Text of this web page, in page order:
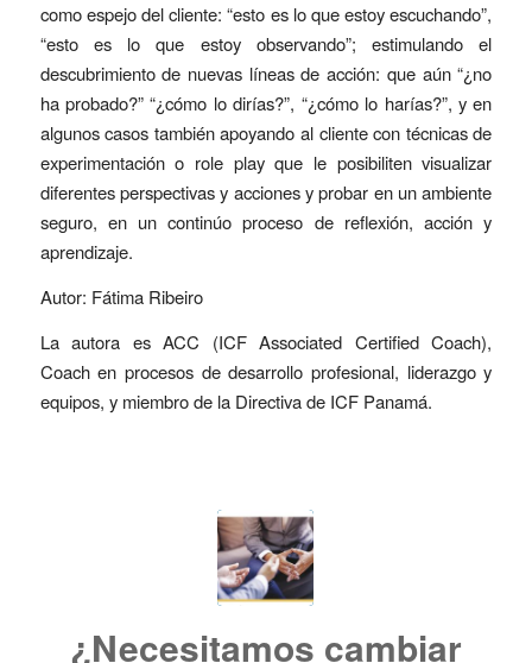
como espejo del cliente: “esto es lo que estoy escuchando”,
“esto es lo que estoy observando”; estimulando el
descubrimiento de nuevas líneas de acción: que aún “¿no
ha probado?” “¿cómo lo dirías?”, “¿cómo lo harías?”, y en
algunos casos también apoyando al cliente con técnicas de
experimentación o role play que le posibiliten visualizar
diferentes perspectivas y acciones y probar en un ambiente
seguro, en un continúo proceso de reflexión, acción y
aprendizaje.
Autor: Fátima Ribeiro
La autora es ACC (ICF Associated Certified Coach),
Coach en procesos de desarrollo profesional, liderazgo y
equipos, y miembro de la Directiva de ICF Panamá.
¿Necesitamos cambiar